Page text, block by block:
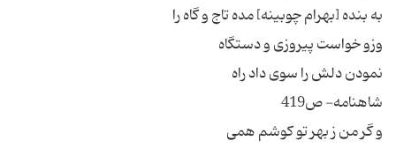
به بنده [بهرام چوبینه] مده تاج و گاه را
وزو خواست پیروزی و دستگاه
نمودن دلش را سوی داد راه
شاهنامه- ص419
و گر من ز بهر تو کوشم همی